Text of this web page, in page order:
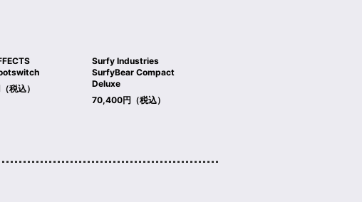
税込）
Surfy Industries
SurfyBear Compact
Deluxe
70,400円（税込）